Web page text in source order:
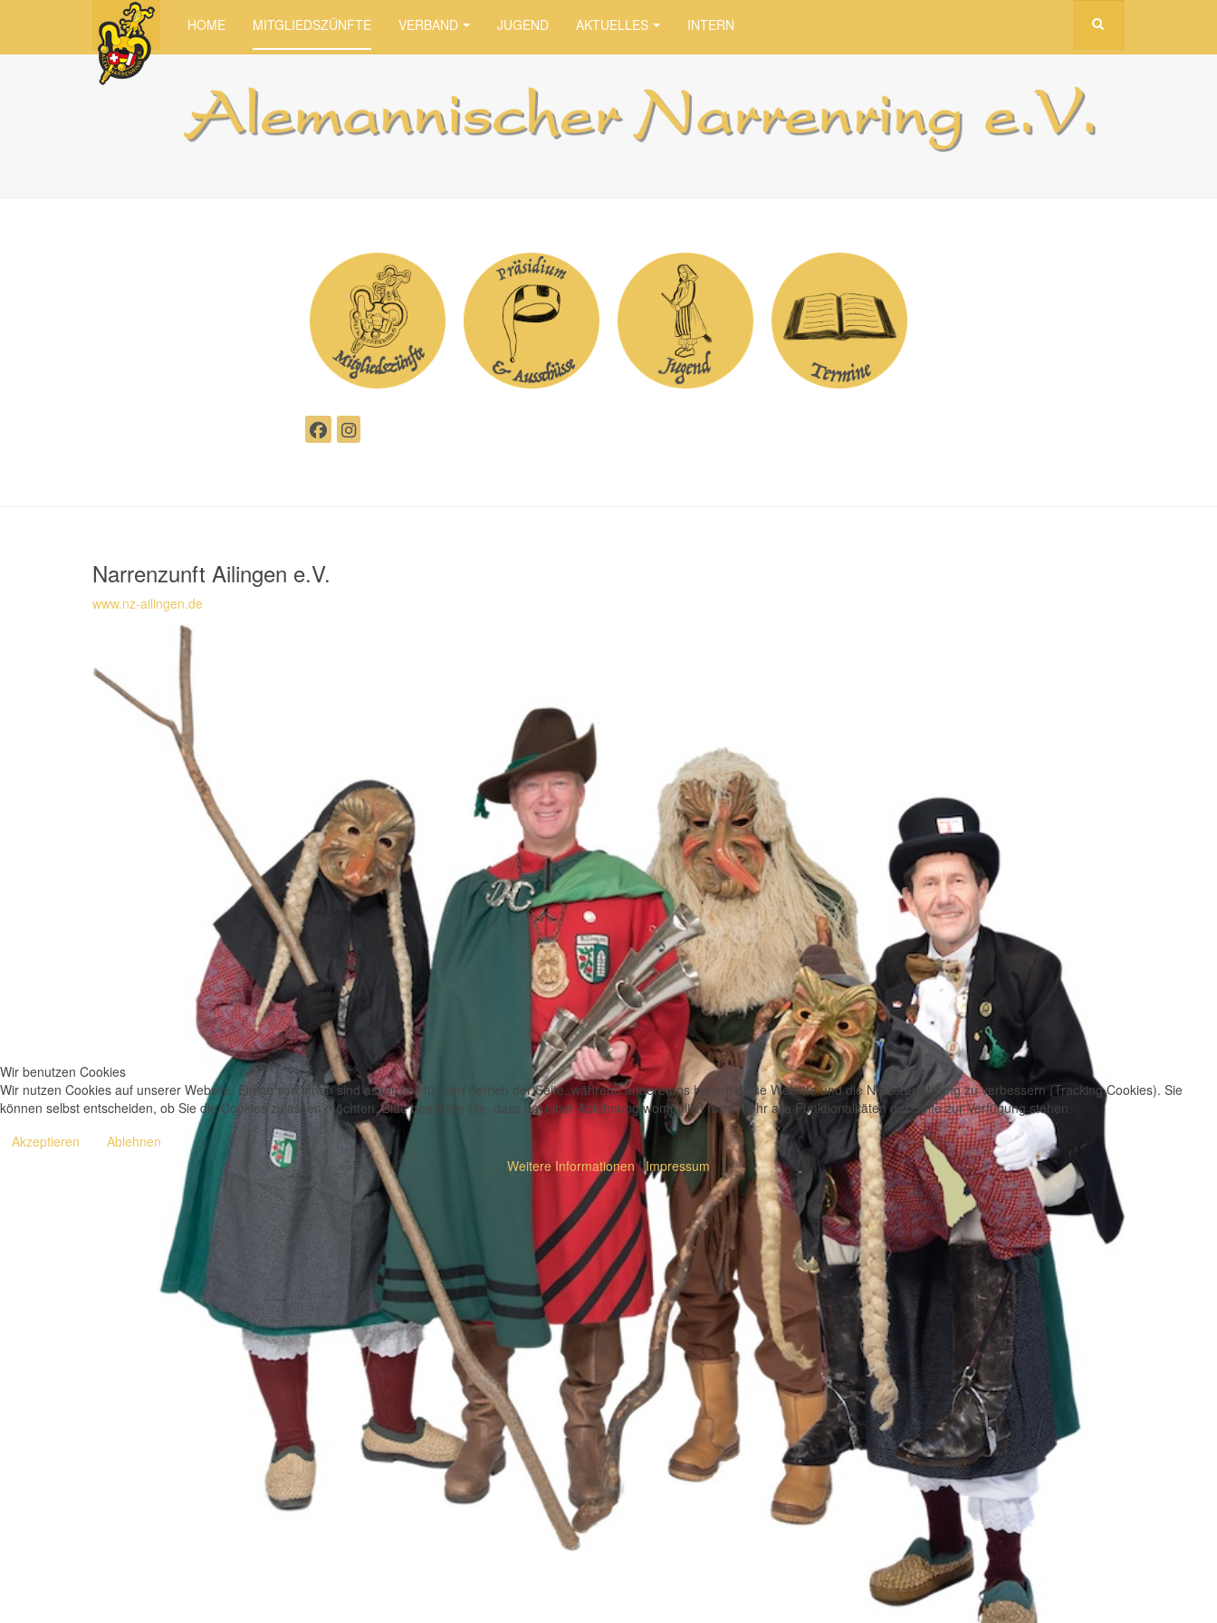
HOME MITGLIEDSZÜNFTE VERBAND JUGEND AKTUELLES INTERN
Narrenzunft Ailingen e.V.
www.nz-ailingen.de
Wir benutzen Cookies
Wir nutzen Cookies auf unserer Website. Einige von ihnen sind essenziell für den Betrieb der Seite, während andere uns helfen, diese Website und die Nutzererfahrung zu verbessern (Tracking Cookies). Sie
können selbst entscheiden, ob Sie die Cookies zulassen möchten. Bitte beachten Sie, dass bei einer Ablehnung womöglich nicht mehr alle Funktionalitäten der Seite zur Verfügung stehen.
Akzeptieren
Ablehnen
Weitere Informationen|Impressum